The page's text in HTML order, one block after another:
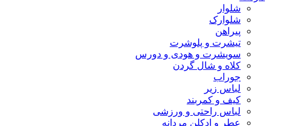
شلوار
شلوارک
پیراهن
تیشرت و پلوشرت
سویشرت و هودی و دورس
کلاه و شال گردن
جوراب
لباس زیر
کیف و کمربند
لباس راحتی و ورزشی
عطر و ادکلن مردانه